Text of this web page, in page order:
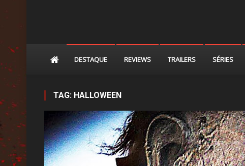
DESTAQUE REVIEWS TRAILERS SÉRIES
TAG: HALLOWEEN